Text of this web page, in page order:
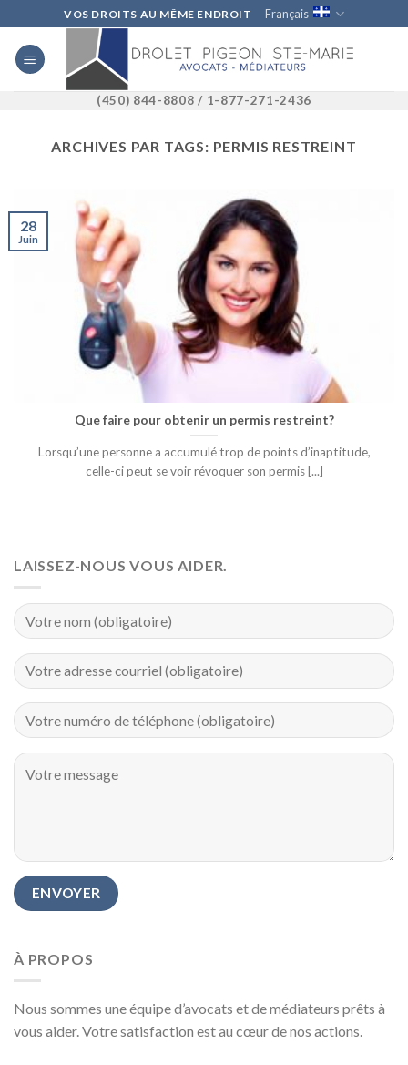
to
content
VOS DROITS AU MÊME ENDROIT Français
(450) 844-8808 / 1-877-271-2436
ARCHIVES PAR TAGS: PERMIS RESTREINT
Que faire pour obtenir un permis restreint?
Lorsqu’une personne a accumulé trop de points d’inaptitude,
celle-ci peut se voir révoquer son permis [...]
28
Juin
LAISSEZ-NOUS VOUS AIDER.
À PROPOS
Nous sommes une équipe d’avocats et de médiateurs prêts à
vous aider. Votre satisfaction est au cœur de nos actions.